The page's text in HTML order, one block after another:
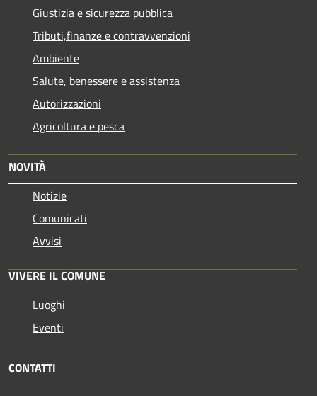
Giustizia e sicurezza pubblica
Tributi,finanze e contravvenzioni
Ambiente
Salute, benessere e assistenza
Autorizzazioni
Agricoltura e pesca
NOVITÀ
Notizie
Comunicati
Avvisi
VIVERE IL COMUNE
Luoghi
Eventi
CONTATTI